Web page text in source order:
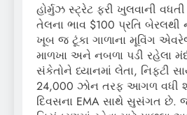
હોર્મુઝ સ્ટ્રેટ ફરી ખુલવાની
તેલના ભાવ $100 પ્રતિ
ખૂબ જ ટૂંકા ગાળાના મૂવિંગ
માળખા અને નબળા પડી રહેલા
સંકેતોને ધ્યાનમાં લેતા, નિફ્ટી
24,000 ઝોન તરફ આગળ વધી
દિવસના EMA સાથે સુસંગત છે.